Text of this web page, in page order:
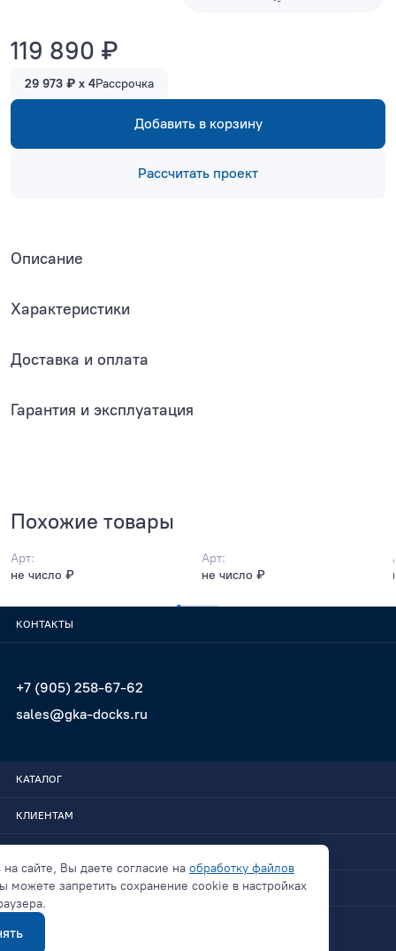
119 890 ₽
29 973 ₽ x 4Рассрочка
Добавить в корзину
Рассчитать проект
Описание
Характеристики
Доставка и оплата
Гарантия и эксплуатация
Похожие товары
Арт:
не число ₽
Арт:
не число ₽
КОНТАКТЫ
+7 (905) 258-67-62
sales@gka-docks.ru
КАТАЛОГ
КЛИЕНТАМ
СВЯЗАТЬСЯ
на сайте, Вы даете согласие на обработку файлов
можете запретить сохранение cookie в настройках